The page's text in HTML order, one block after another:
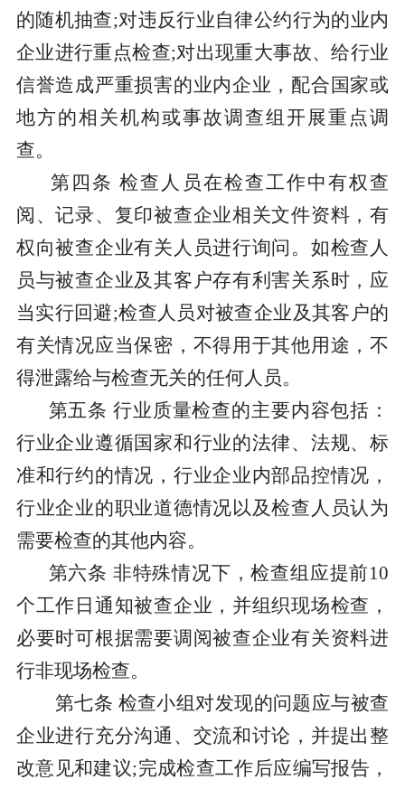
的随机抽查;对违反行业自律公约行为的业内
企业进行重点检查;对出现重大事故、给行业
信誉造成严重损害的业内企业，配合国家或
地方的相关机构或事故调查组开展重点调
查。
第四条 检查人员在检查工作中有权查
阅、记录、复印被查企业相关文件资料，有
权向被查企业有关人员进行询问。如检查人
员与被查企业及其客户存有利害关系时，应
当实行回避;检查人员对被查企业及其客户的
有关情况应当保密，不得用于其他用途，不
得泄露给与检查无关的任何人员。
第五条 行业质量检查的主要内容包括：
行业企业遵循国家和行业的法律、法规、标
准和行约的情况，行业企业内部品控情况，
行业企业的职业道德情况以及检查人员认为
需要检查的其他内容。
第六条 非特殊情况下，检查组应提前10
个工作日通知被查企业，并组织现场检查，
必要时可根据需要调阅被查企业有关资料进
行非现场检查。
第七条 检查小组对发现的问题应与被查
企业进行充分沟通、交流和讨论，并提出整
改意见和建议;完成检查工作后应编写报告，